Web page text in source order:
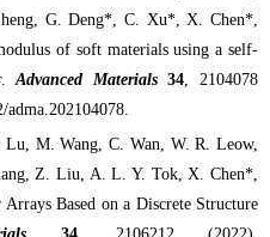
G. Deng*, C. Xu*, X. Chen*,
of soft materials using a self-
Advanced Materials34 , 2104078
Lu, M. Wang, C. Wan, W. R. Leow,
Z. Liu, A. L. Y. Tok, X. Chen*,
Based on a Discrete Structure